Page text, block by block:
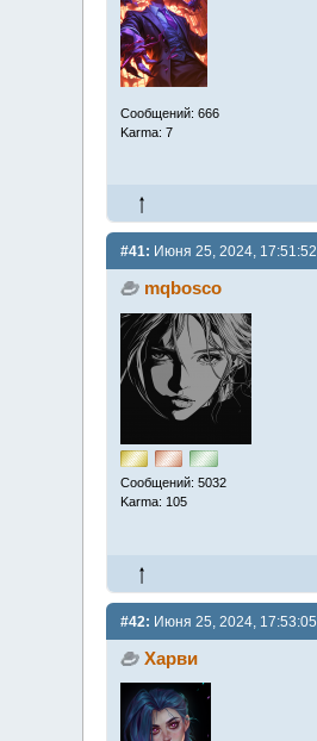
Сообщений: 666
Karma: 7
#41: Июня 25, 2024, 17:51:52
mqbosco
Сообщений: 5032
Karma: 105
#42: Июня 25, 2024, 17:53:05
Харви